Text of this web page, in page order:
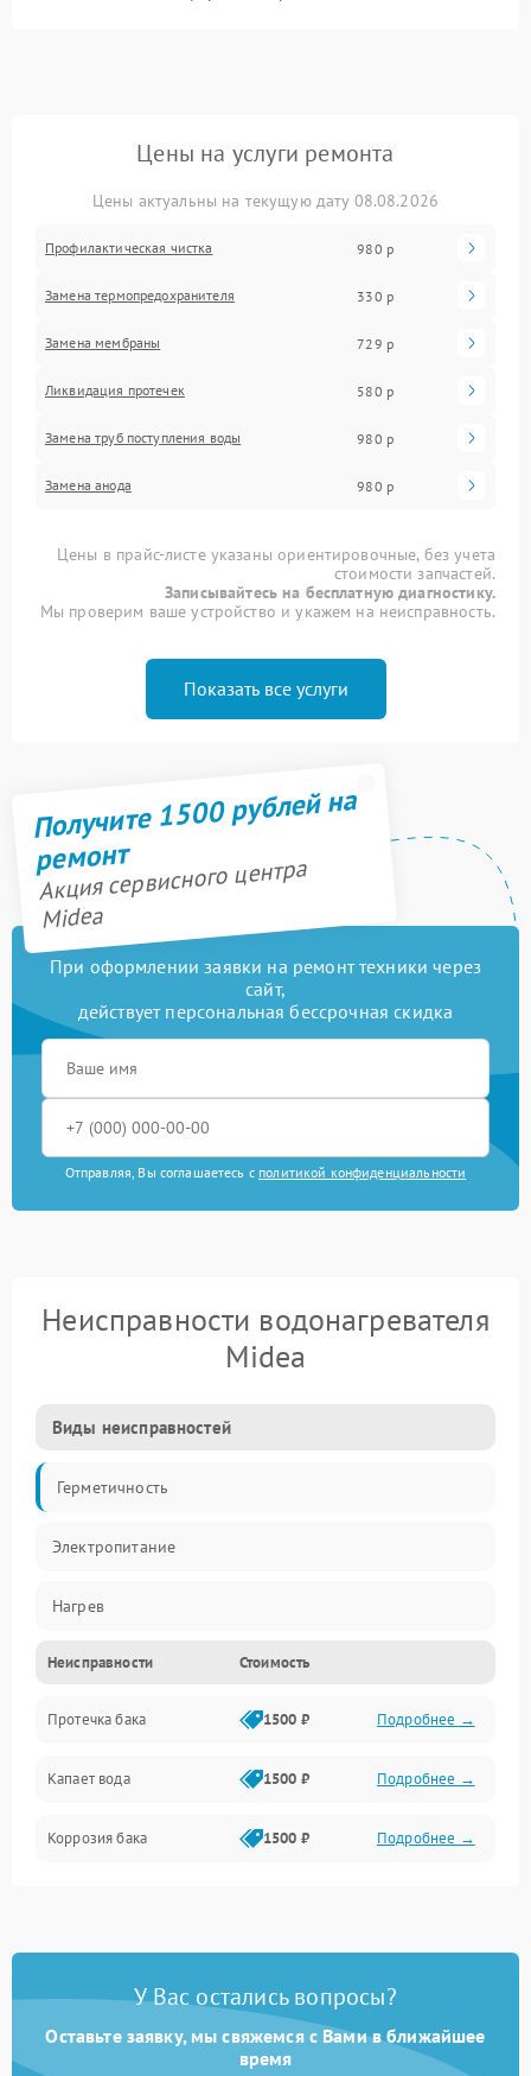
Цены на услуги ремонта
Цены актуальны на текущую дату 08.08.2026
Профилактическая чистка 980 р
Замена термопредохранителя 330 р
Замена мембраны 729 р
Ликвидация протечек 580 р
Замена труб поступления воды 980 р
Замена анода 980 р
Цены в прайс-листе указаны ориентировочные, без учета
стоимости запчастей.
Записывайтесь на бесплатную диагностику.
Мы проверим ваше устройство и укажем на неисправность.
Показать все услуги
Получите 1500 рублей на
ремонт
Акция сервисного центра
Midea
При оформлении заявки на ремонт техники через
сайт,
действует персональная бессрочная скидка
Отправляя, Вы соглашаетесь с политикой конфиденциальности
Неисправности водонагревателя
Midea
Виды неисправностей
Герметичность
Электропитание
Нагрев
Датчики
Механика
Неисправности Стоимость
Протечка бака 1500 ₽ Подробнее →
Капает вода 1500 ₽ Подробнее →
Коррозия бака 1500 ₽ Подробнее →
У Вас остались вопросы?
Оставьте заявку, мы свяжемся с Вами в ближайшее
время